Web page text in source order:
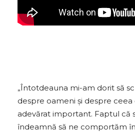
„Întotdeauna mi-am dorit să
despre oameni și despre
adevărat important. Faptul că
îndeamnă să ne comportăm